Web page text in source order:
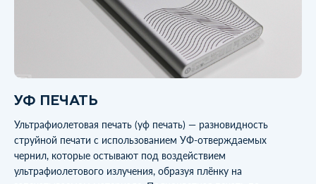
УФ ПЕЧАТЬ
Ультрафиолетовая печать (уф печать) — разновидность
струйной печати с использованием УФ-отверждаемых
чернил, которые остывают под воздействием
ультрафиолетового излучения, образуя плёнку на